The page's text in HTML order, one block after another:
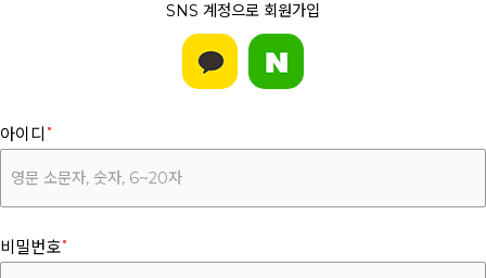
SNS 계정으로 회원가입
아이디
비밀번호